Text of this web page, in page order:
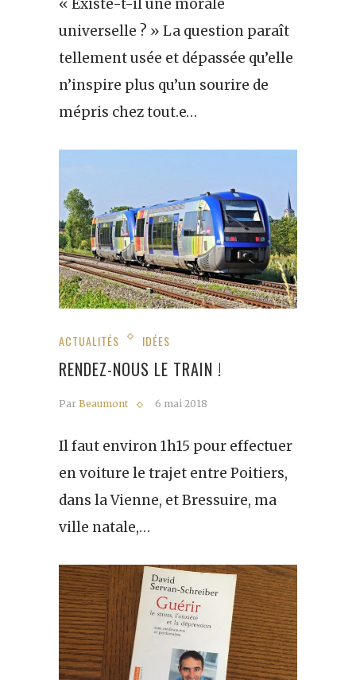
« Existe-t-il une morale
universelle ? » La question paraît
tellement usée et dépassée qu’elle
n’inspire plus qu’un sourire de
mépris chez tout.e…
ACTUALITÉS IDÉES
RENDEZ-NOUS LE TRAIN !
Par Beaumont 6 mai 2018
Il faut environ 1h15 pour effectuer
en voiture le trajet entre Poitiers,
dans la Vienne, et Bressuire, ma
ville natale,…